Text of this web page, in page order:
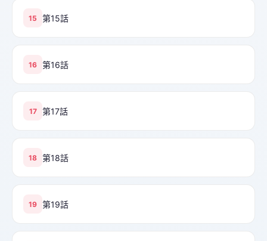
15 第15話
16 第16話
17 第17話
18 第18話
19 第19話